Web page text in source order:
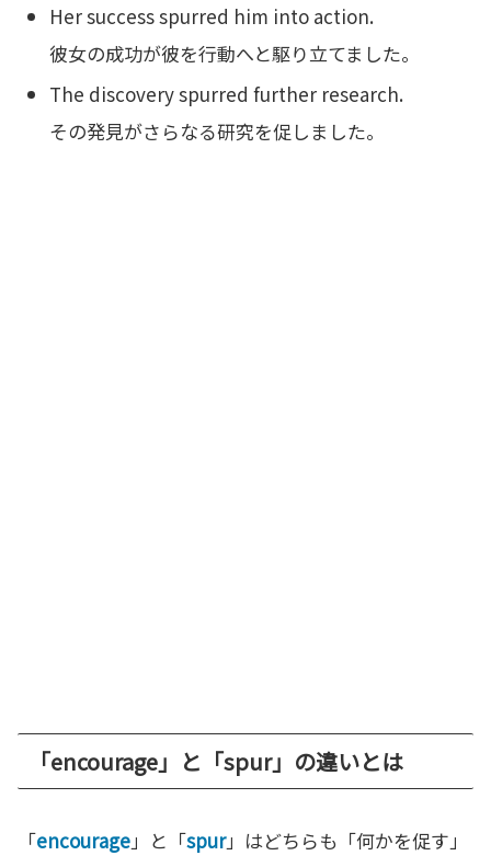
Her success spurred him into action.
彼女の成功が彼を行動へと駆り立てました。
The discovery spurred further research.
その発見がさらなる研究を促しました。
「encourage」と「spur」の違いとは
「encourage」と「spur」はどちらも「何かを促す」